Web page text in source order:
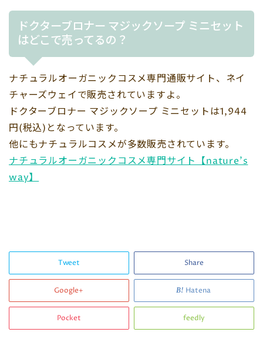
ドクターブロナー マジックソープ ミニセット
はどこで売ってるの？
ナチュラルオーガニックコスメ専門通販サイト、ネイ
チャーズウェイで販売されていますよ。
ドクターブロナー マジックソープ ミニセットは1,944
円(税込)となっています。
他にもナチュラルコスメが多数販売されています。
ナチュラルオーガニックコスメ専門サイト【nature’s
way】
Tweet Share
Google+ Hatena
Pocket feedly